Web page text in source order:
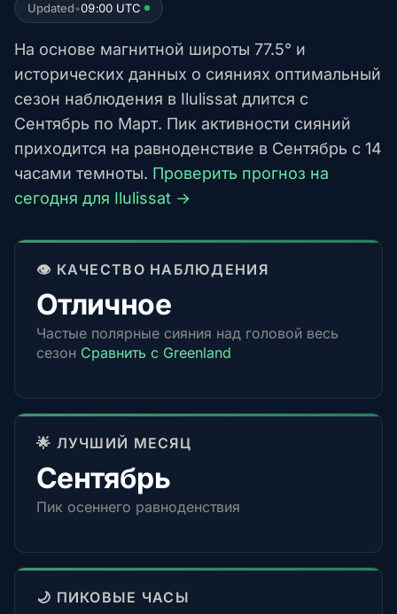
Updated•09:00 UTC
На основе магнитной широты 77.5° и
исторических данных о сияниях оптимальный
сезон наблюдения в Ilulissat длится с
Сентябрь по Март. Пик активности сияний
приходится на равноденствие в Сентябрь с 14
часами темноты. Проверить прогноз на
сегодня для Ilulissat →
👁️ КАЧЕСТВО НАБЛЮДЕНИЯ
Отличное
Частые полярные сияния над головой весь
сезон Сравнить с Greenland
🌟 ЛУЧШИЙ МЕСЯЦ
Сентябрь
Пик осеннего равноденствия
🌙 ПИКОВЫЕ ЧАСЫ